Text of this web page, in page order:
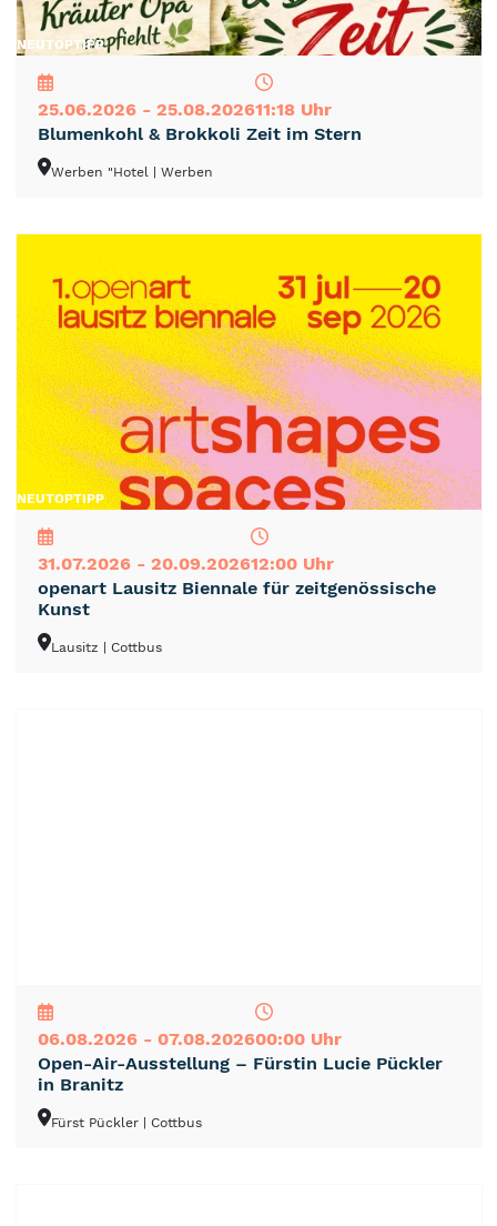
NEUTOPTIPP
25.06.2026 - 25.08.202611:18 Uhr
Blumenkohl & Brokkoli Zeit im Stern
Werben "Hotel | Werben
NEUTOPTIPP
31.07.2026 - 20.09.202612:00 Uhr
openart Lausitz Biennale für zeitgenössische
Kunst
Lausitz | Cottbus
06.08.2026 - 07.08.202600:00 Uhr
Open-Air-Ausstellung – Fürstin Lucie Pückler
in Branitz
Fürst Pückler | Cottbus